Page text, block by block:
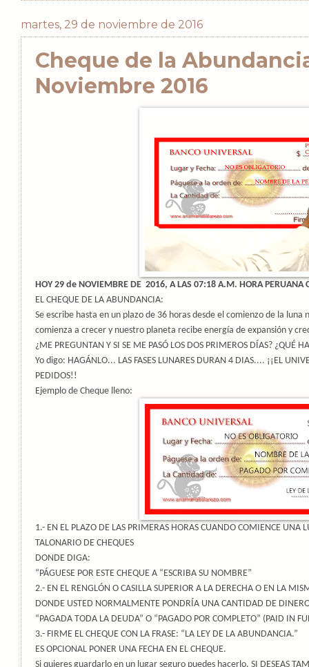
martes, 29 de noviembre de 2016
Cheque de la
Noviembre 2016
HOY 29 de NOVIEMBRE DE 2016, A LAS 07:18 A.M. HORA PERUANA
EL CHEQUE DE LA ABUNDANCIA:
Se escribe hasta en un plazo de 36 horas desde el comienzo de la
comienza a crecer y nuestro planeta recibe energía de expansión y
¿ME PREGUNTAN Y SI SE ME PASÓ LOS DOS PRIMEROS DÍAS? ¿QUÉ
Yo digo: HAGÁNLO... LAS FASES LUNARES DURAN 4 DIAS.... ¡¡EL
PEDIDOS!!
Ejemplo de Cheque lleno:
1.- EN EL PLAZO DE LAS PRIMERAS HORAS CUANDO COMIENCE UNA
TALONARIO DE CHEQUES
DONDE DIGA:
“PÁGUESE POR ESTE CHEQUE A “ESCRIBA SU NOMBRE”
2.- EN EL RENGLÓN O CASILLA SUPERIOR A LA DERECHA O EN LA
DONDE USTED NORMALMENTE PONDRÍA UNA CANTIDAD DE
“PAGADA TODA LA DEUDA” O “PAGADO POR COMPLETO” (PAID IN
3.- FIRME EL CHEQUE CON LA FRASE: “LA LEY DE LA ABUNDANCIA.”
ES OPCIONAL PONER UNA FECHA EN EL CHEQUE.
Si quieres guardarlo en un lugar seguro puedes hacerlo, SI DESEAS